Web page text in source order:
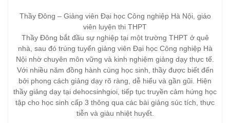
Thầy Đông – Giảng viên Đại học Công nghiệp Hà Nội, giáo
viên luyện thi THPT
Thầy Đông bắt đầu sự nghiệp tại một trường THPT ở quê
nhà, sau đó trúng tuyển giảng viên Đại học Công nghiệp Hà
Nội nhờ chuyên môn vững và kinh nghiệm giảng dạy thực tế.
Với nhiều năm đồng hành cùng học sinh, thầy được biết đến
bởi phong cách giảng dạy rõ ràng, dễ hiểu và gần gũi. Hiện
thầy giảng dạy tại dehocsinhgioi, tiếp tục truyền cảm hứng học
tập cho học sinh cấp 3 thông qua các bài giảng súc tích, thực
tiễn và giàu nhiệt huyết.